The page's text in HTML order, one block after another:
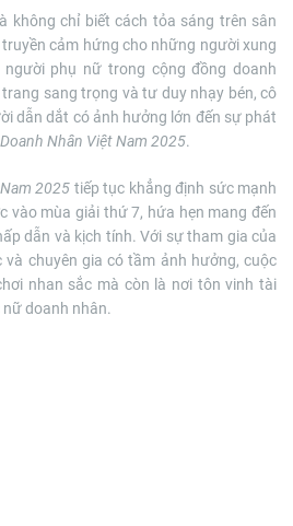
không chỉ biết cách tỏa sáng trên sân
cảm hứng cho những người xung
phụ nữ trong cộng đồng doanh
sang trọng và tư duy nhạy bén, cô
dẫn dắt có ảnh hưởng lớn đến sự phát
Nhân Việt Nam 2025.
2025 tiếp tục khẳng định sức mạnh
vào mùa giải thứ 7, hứa hẹn mang đến
dẫn và kịch tính. Với sự tham gia của
chuyên gia có tầm ảnh hưởng, cuộc
nhan sắc mà còn là nơi tôn vinh tài
nữ doanh nhân.